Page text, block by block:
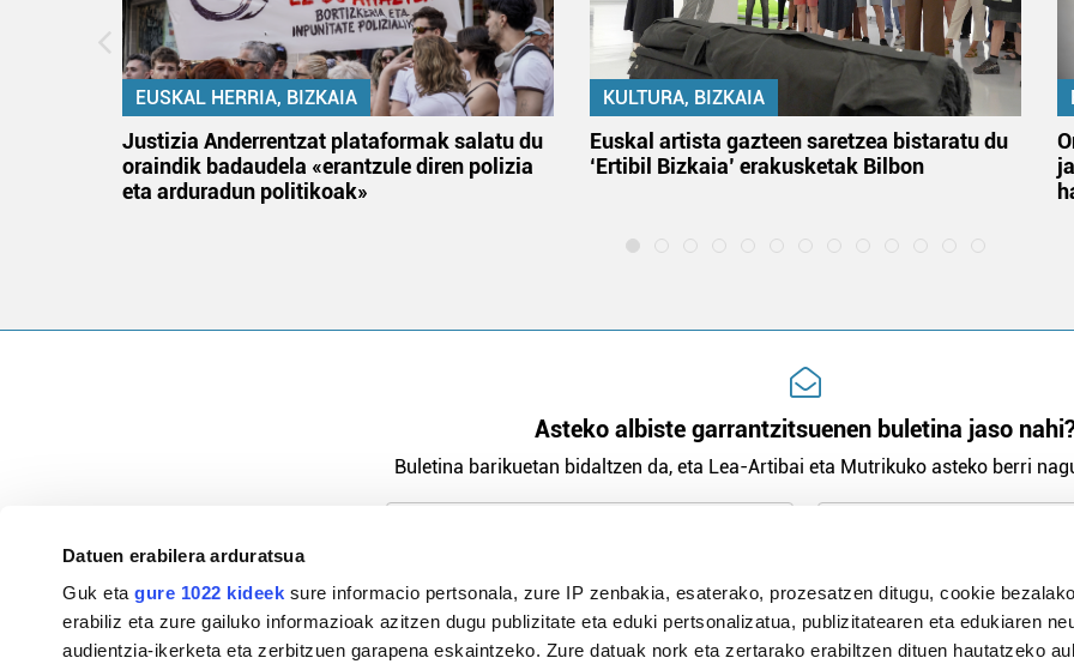
Datuen erabilera arduratsua
Guk etagure 1022 kideek sure informacio pertsonala, zure IP zenbakia, esaterako, prozesatzen ditugu, cookie
erabiliz eta zure gailuko informazioak azitzen dugu publizitate eta eduki pertsonalizatua, publizitatearen eta edukiaren
audientzia-ikerketa eta zerbitzuen garapena eskaintzeko. Zure datuak nork eta zertarako erabiltzen dituen hautatzeko
EUSKAL HERRIA, BIZKAIA
Justizia Anderrentzat plataformak salatu du
oraindik badaudela «erantzule diren polizia
eta arduradun politikoak»
KULTURA, BIZKAIA
Euskal artista gazteen saretzea bistaratu du
‘Ertibil Bizkaia’ erakusketak Bilbon
Asteko albiste garrantzitsuenen buletina jaso
Buletina barikuetan bidaltzen da, eta Lea-Artibai eta Mutrikuko asteko berri